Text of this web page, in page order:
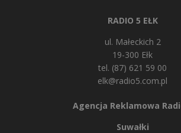
RADIO 5 EŁK
ul. Małeckich 2
19-300 Ełk
tel. (87) 621 59 00
elk@radio5.com.pl
Agencja Reklamowa
Suwałki